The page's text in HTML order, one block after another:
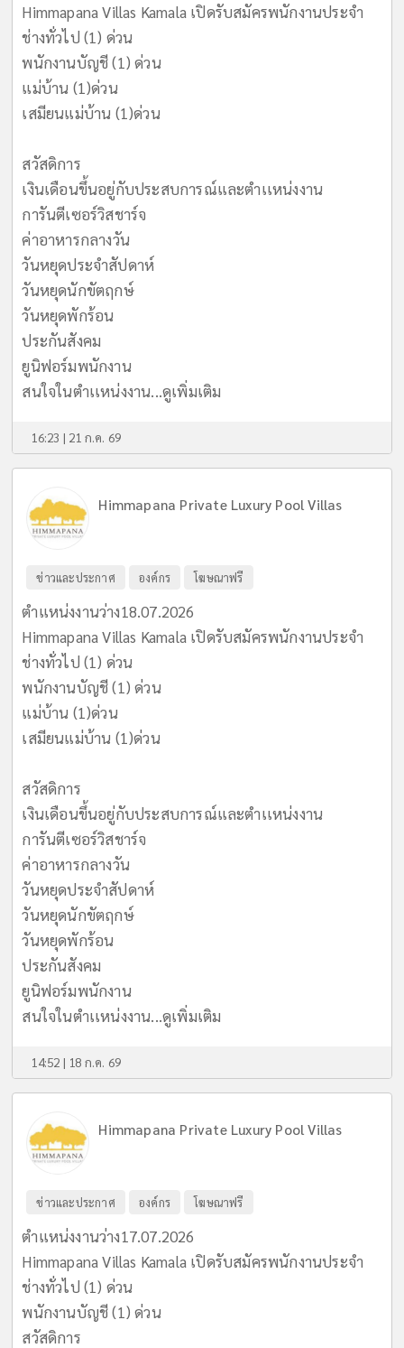
Himmapana Villas Kamala เปิดรับสมัครพนักงานประจำ
ช่างทั่วไป (1) ด่วน
พนักงานบัญชี (1) ด่วน
แม่บ้าน (1)ด่วน
เสมียนแม่บ้าน (1)ด่วน
สวัสดิการ
เงินเดือนขึ้นอยู่กับประสบการณ์และตำเเหน่งงาน
การันตีเซอร์วิสชาร์จ
ค่าอาหารกลางวัน
วันหยุดประจำสัปดาห์
วันหยุดนักขัตฤกษ์
วันหยุดพักร้อน
ประกันสังคม
ยูนิฟอร์มพนักงาน
สนใจในตำเเหน่งงาน...ดูเพิ่มเติม
16:23 | 21 ก.ค. 69
Himmapana Private Luxury Pool Villas
ข่าวและประกาศ องค์กร โฆษณาฟรี
ตำแหน่งงานว่าง18.07.2026
Himmapana Villas Kamala เปิดรับสมัครพนักงานประจำ
ช่างทั่วไป (1) ด่วน
พนักงานบัญชี (1) ด่วน
แม่บ้าน (1)ด่วน
เสมียนแม่บ้าน (1)ด่วน
สวัสดิการ
เงินเดือนขึ้นอยู่กับประสบการณ์และตำเเหน่งงาน
การันตีเซอร์วิสชาร์จ
ค่าอาหารกลางวัน
วันหยุดประจำสัปดาห์
วันหยุดนักขัตฤกษ์
วันหยุดพักร้อน
ประกันสังคม
ยูนิฟอร์มพนักงาน
สนใจในตำเเหน่งงาน...ดูเพิ่มเติม
14:52 | 18 ก.ค. 69
Himmapana Private Luxury Pool Villas
ข่าวและประกาศ องค์กร โฆษณาฟรี
ตำแหน่งงานว่าง17.07.2026
Himmapana Villas Kamala เปิดรับสมัครพนักงานประจำ
ช่างทั่วไป (1) ด่วน
พนักงานบัญชี (1) ด่วน
สวัสดิการ